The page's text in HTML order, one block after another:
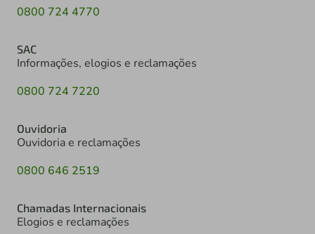
0800 724 4770
SAC
Informações, elogios e reclamações
0800 724 7220
Ouvidoria
Ouvidoria e reclamações
0800 646 2519
Chamadas Internacionais
Elogios e reclamações